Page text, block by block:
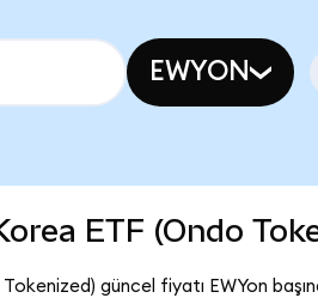
EWYON
ETF (Ondo
güncel fiyatı EWYon